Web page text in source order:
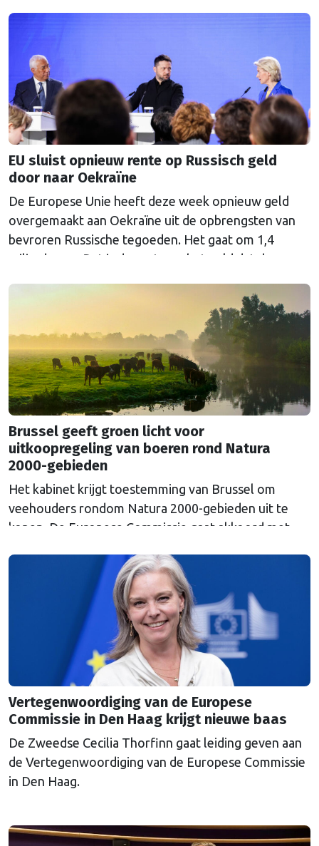
EU sluist opnieuw rente op Russisch geld
door naar Oekraïne
De Europese Unie heeft deze week opnieuw geld
overgemaakt aan Oekraïne uit de opbrengsten van
bevroren Russische tegoeden. Het gaat om 1,4
miljard euro. Dat is de rente op het geld dat de
Euroclear parkeerde. De EU bevroor dat geld na de
Continued
Brussel geeft groen licht voor
uitkoopregeling van boeren rond Natura
2000-gebieden
Het kabinet krijgt toestemming van Brussel om
veehouders rondom Natura 2000-gebieden uit te
kopen. De Europese Commissie gaat akkoord met
Vertegenwoordiging van de Europese
Commissie in Den Haag krijgt nieuwe baas
De Zweedse Cecilia Thorfinn gaat leiding geven aan
de Vertegenwoordiging van de Europese Commissie
in Den Haag.